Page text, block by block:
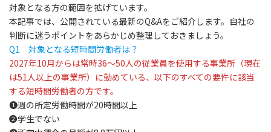
対象となる方の範囲を拡げています。
本記事では、公開されている最新のQ&Aをご紹介します。自社の
判断に迷うポイントをあらかじめ整理しておきましょう。
Q1 対象となる短時間労働者は？
2027年10月からは常時36～50人の従業員を使用する事業所 （現在
は51人以上の事業所） に勤めている、以下のすべての要件に該当
する短時間労働者の方です。
❶週の所定労働時間が20時間以上
❷学生でない